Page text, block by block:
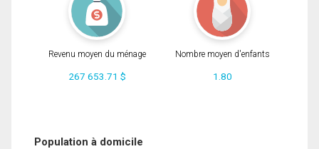
Revenu moyen du ménage
267 653.71 $
Nombre moyen d'enfants
1.80
Population à domicile